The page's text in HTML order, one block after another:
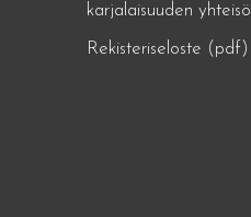
karjalaisuuden yhteisö
Rekisteriseloste (pdf)